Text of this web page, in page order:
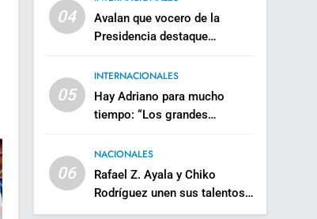
04
Avalan que vocero de la
Presidencia destaque
Gobierno de Abinader
05
INTERNACIONALES
Hay Adriano para mucho
tiempo: “Los grandes
06
NACIONALES
Rafael Z. Ayala y Chiko
Rodríguez unen sus talentos
en «Bueno»